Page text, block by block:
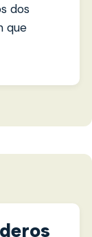
dos
que